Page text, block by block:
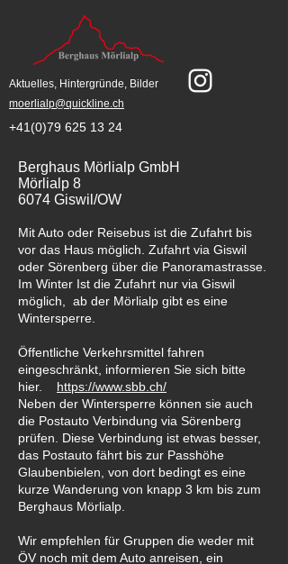
moerlialp@quickline.ch
Aktuelles, Hintergründe, Bilder
+41(0)79 625 13 24
Berghaus Mörlialp GmbH
Mörlialp 8
6074 Giswil/OW
Mit Auto oder Reisebus ist die Zufahrt bis
vor das Haus möglich. Zufahrt via Giswil
oder Sörenberg über die Panoramastrasse.
Im Winter Ist die Zufahrt nur via Giswil
möglich, ab der Mörlialp gibt es eine
Wintersperre.
Öffentliche Verkehrsmittel fahren
eingeschränkt, informieren Sie sich bitte
hier. https://www.sbb.ch/
Neben der Wintersperre können sie auch
die Postauto Verbindung via Sörenberg
prüfen. Diese Verbindung ist etwas besser,
das Postauto fährt bis zur Passhöhe
Glaubenbielen, von dort bedingt es eine
kurze Wanderung von knapp 3 km bis zum
Berghaus Mörlialp.
Wir empfehlen für Gruppen die weder mit
ÖV noch mit dem Auto anreisen, ein